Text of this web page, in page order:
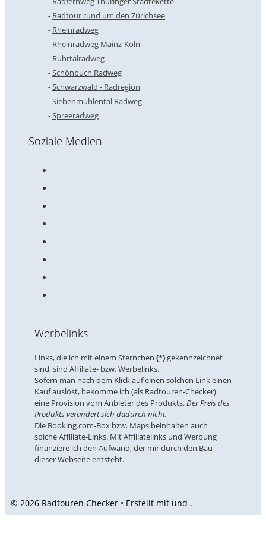
Radtour rund um den Zürichsee
Rheinradweg
Rheinradweg Mainz-Köln
Ruhrtalradweg
Schönbuch Radweg
Schwarzwald - Radregion
Siebenmühlental Radweg
Spreeradweg
Soziale Medien
Werbelinks
Links, die ich mit einem Sternchen (*)gekennzeichnet
sind, sind Affiliate- bzw. Werbelinks.
Sofern man nach dem Klick auf einen solchen Link einen
Kauf auslöst, bekomme ich (als Radtouren-Checker)
eine Provision vom Anbieter des Produkts.Der Preis des
Produkts verändert sich dadurch nicht.
Die Booking.com-Box bzw. Maps beinhalten auch
solche Affiliate-Links. Mit Affiliatelinks und Werbung
finanziere ich den Aufwand, der mir durch den Bau
dieser Webseite entsteht.
© 2026 Radtouren Checker • Erstellt mit und .